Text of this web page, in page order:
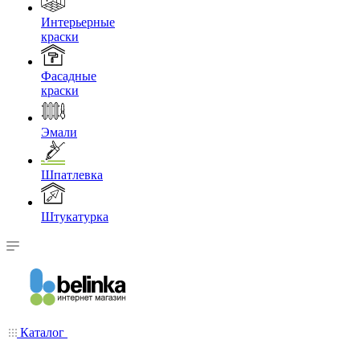
Интерьерные
краски
Фасадные
краски
Эмали
Шпатлевка
Штукатурка
Каталог